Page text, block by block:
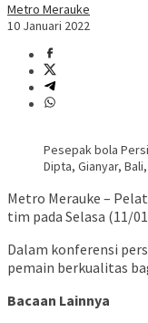
Metro Merauke
10 Januari 2022
Pesepak bola
Dipta, Gianyar,
Metro Merauke –
tim pada Selasa (11/
Dalam konferensi
pemain berkualitas
Bacaan Lainnya